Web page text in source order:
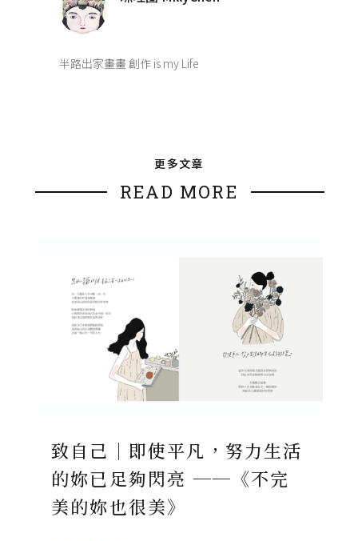
半路出家畫畫 創作 is my Life
更多文章
READ MORE
致自己｜即使平凡，努力生活
的妳已足夠閃亮 ──《不完
美的妳也很美》